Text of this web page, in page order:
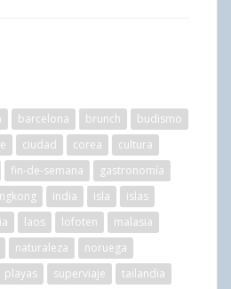
barcelona brunch
budismo
ciudad corea
cultura
fin-de-semana
gastronomía
india isla
islas
laos lofoten
malasia
naturaleza
noruega
playas superviaje
tailandia